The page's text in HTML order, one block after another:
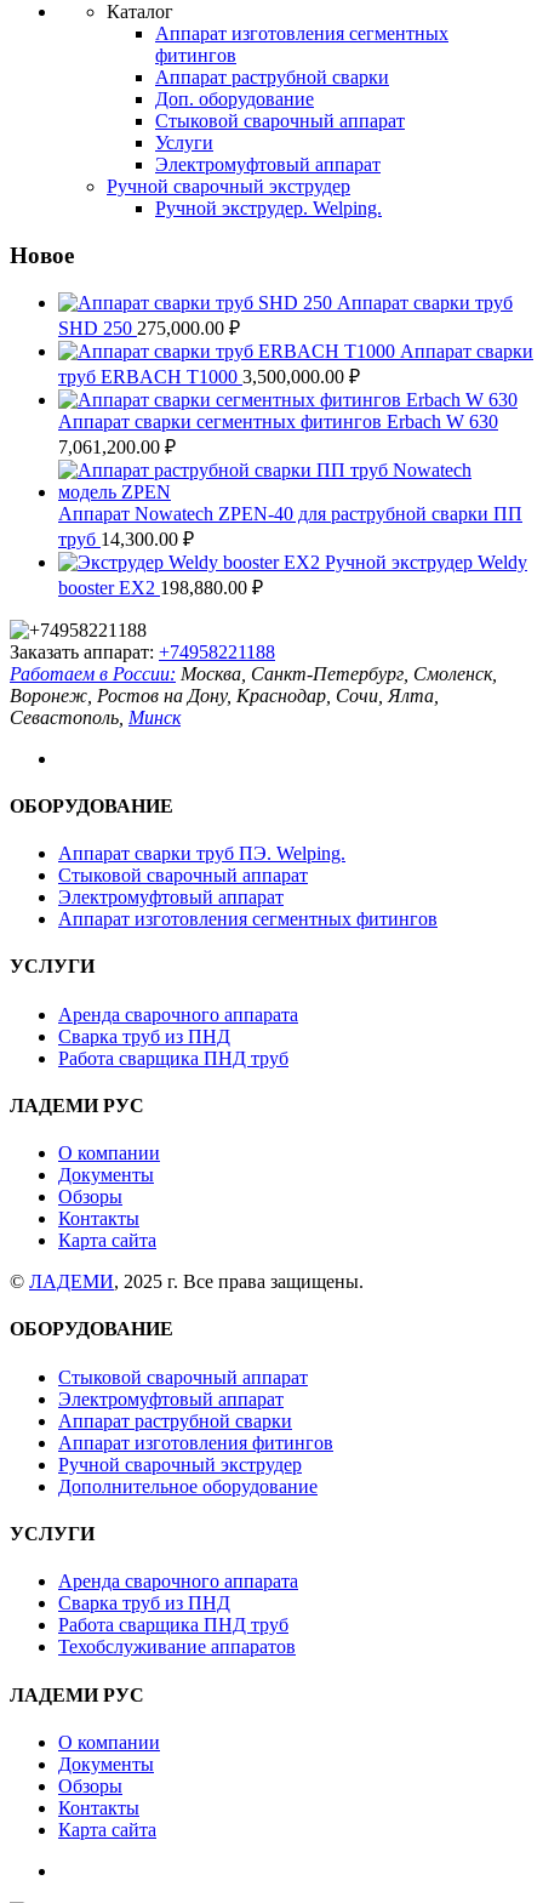
Каталог
Аппарат изготовления сегментных
фитингов
Аппарат раструбной сварки
Доп. оборудование
Стыковой сварочный аппарат
Услуги
Электромуфтовый аппарат
Ручной сварочный экструдер
Ручной экструдер. Welping.
Новое
Аппарат сварки труб
SHD 250 275,000.00 ₽
Аппарат сварки
труб ERBACH T1000 3,500,000.00 ₽
Аппарат сварки сегментных фитингов Erbach W 630
7,061,200.00 ₽
Аппарат Nowatech ZPEN-40 для раструбной сварки ПП
труб 14,300.00 ₽
Ручной экструдер Weldy
booster EX2 198,880.00 ₽
Заказать аппарат: +74958221188
Работаем в России: Москва, Санкт-Петербург, Смоленск,
Воронеж, Ростов на Дону, Краснодар, Сочи, Ялта,
Севастополь, Минск
ОБОРУДОВАНИЕ
Аппарат сварки труб ПЭ. Welping.
Стыковой сварочный аппарат
Электромуфтовый аппарат
Аппарат изготовления сегментных фитингов
УСЛУГИ
Аренда сварочного аппарата
Сварка труб из ПНД
Работа сварщика ПНД труб
ЛАДЕМИ РУС
О компании
Документы
Обзоры
Контакты
Карта сайта
© ЛАДЕМИ, 2025 г. Все права защищены.
ОБОРУДОВАНИЕ
Стыковой сварочный аппарат
Электромуфтовый аппарат
Аппарат раструбной сварки
Аппарат изготовления фитингов
Ручной сварочный экструдер
Дополнительное оборудование
УСЛУГИ
Аренда сварочного аппарата
Сварка труб из ПНД
Работа сварщика ПНД труб
Техобслуживание аппаратов
ЛАДЕМИ РУС
О компании
Документы
Обзоры
Контакты
Карта сайта